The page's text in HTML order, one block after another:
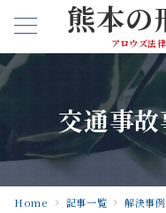
熊本の
アロウズ法
交通事
Home 記事一覧 解決事例